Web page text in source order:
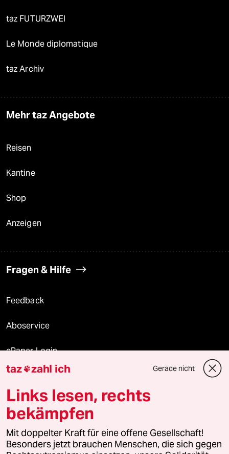
taz FUTURZWEI
Le Monde diplomatique
taz Archiv
Mehr taz Angebote
Reisen
Kantine
Shop
Anzeigen
Fragen & Hilfe
Feedback
Aboservice
ePaper Login
Downloads für Abonnierende
© 2026 taz Verlags und Vertriebs GmbH
Alle Rechte vorbehalten. Bei rechtlichen Fragen oder für Genehmigungen
wenden Sie sich bitte an lizenzen@taz.de
taz zahl ich Gerade nicht
Links lesen, rechts
bekämpfen
Mit doppelter Kraft für eine offene Gesellschaft!
Besonders jetzt brauchen Menschen, die sich gegen